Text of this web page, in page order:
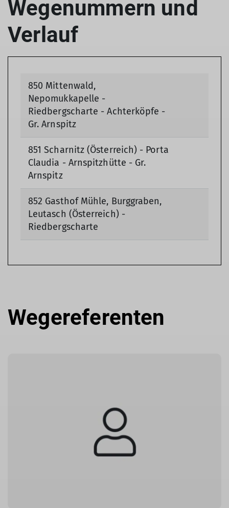
Wegenummern und
Verlauf
850 Mittenwald,
Nepomukkapelle -
Riedbergscharte - Achterköpfe -
Gr. Arnspitz
851 Scharnitz (Österreich) - Porta
Claudia - Arnspitzhütte - Gr.
Arnspitz
852 Gasthof Mühle, Burggraben,
Leutasch (Österreich) -
Riedbergscharte
Wegereferenten